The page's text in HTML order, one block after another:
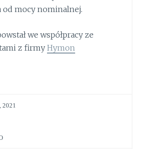
od mocy nominalnej.
we współpracy ze
z firmy Hymon
2021